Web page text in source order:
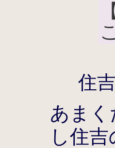
住
あま
し住吉